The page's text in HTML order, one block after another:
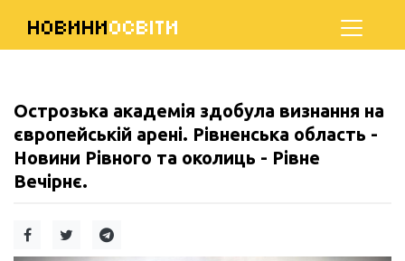
НОВИНИОСВІТИ
Острозька академія здобула визнання на
європейській арені. Рівненська область -
Новини Рівного та околиць - Рівне
Вечірнє.